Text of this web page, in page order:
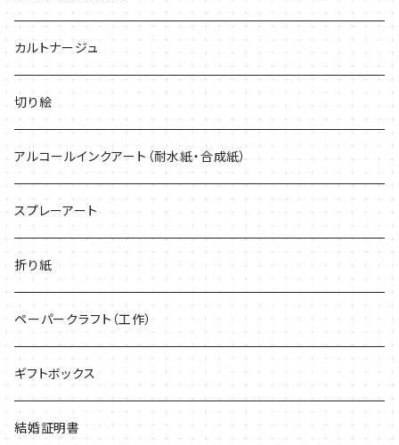
緑系
紫系
黒・グレー系
キラキラ
どんなプリンターでも印刷できる
カルトナージュ
切り絵
アルコールインクアート（耐水紙・合成紙）
スプレーアート
折り紙
ペーパークラフト（工作）
ギフトボックス
結婚証明書